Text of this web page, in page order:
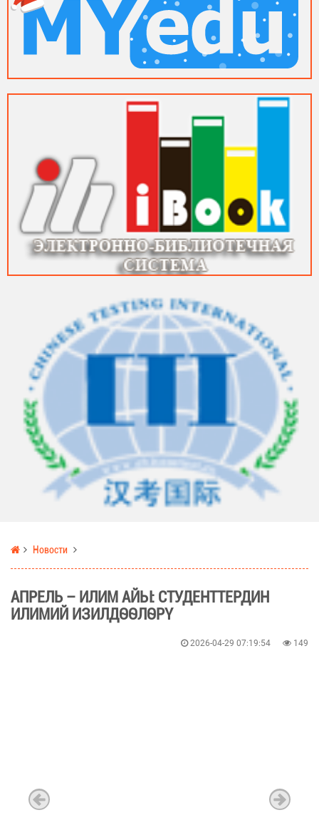
Новости
АПРЕЛЬ – ИЛИМ АЙЫ: СТУДЕНТТЕРДИН
ИЛИМИЙ ИЗИЛДӨӨЛӨРҮ
2026-04-29 07:19:54 149